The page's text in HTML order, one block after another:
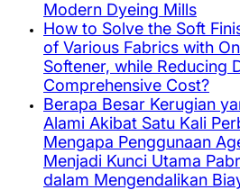
Modern Dyeing Mills
How to Solve the Soft
of Various Fabrics with
Softener, while Reducing
Comprehensive Cost?
Berapa Besar Kerugian
Alami Akibat Satu Kali
Mengapa Penggunaan
Menjadi Kunci Utama
dalam Mengendalikan